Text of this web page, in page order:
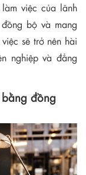
việc của lãnh
bộ và mang
sẽ trở nên hài
nghiệp và đẳng
đồng